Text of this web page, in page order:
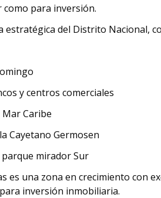
para inversión.
estratégica del Distrito Nacional,
y centros comerciales
Caribe
Cayetano Germosen
mirador Sur
es una zona en crecimiento con
inversión inmobiliaria.